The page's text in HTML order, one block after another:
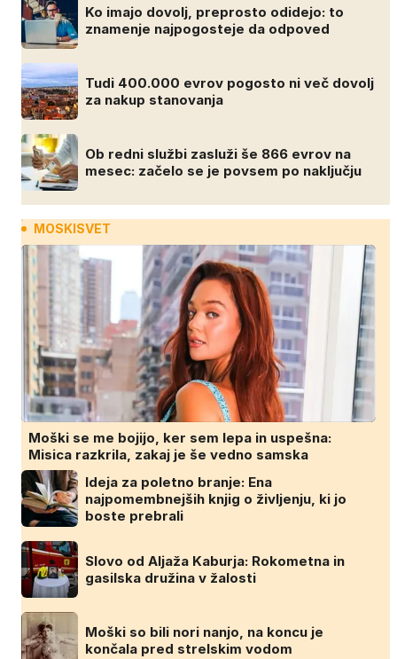
Ko imajo dovolj, preprosto odidejo: to
znamenje najpogosteje da odpoved
Tudi 400.000 evrov pogosto ni več dovolj
za nakup stanovanja
Ob redni službi zasluži še 866 evrov na
mesec: začelo se je povsem po naključju
MOSKISVET
Moški se me bojijo, ker sem lepa in uspešna:
Misica razkrila, zakaj je še vedno samska
Ideja za poletno branje: Ena
najpomembnejših knjig o življenju, ki jo
boste prebrali
Slovo od Aljaža Kaburja: Rokometna in
gasilska družina v žalosti
Moški so bili nori nanjo, na koncu je
končala pred strelskim vodom